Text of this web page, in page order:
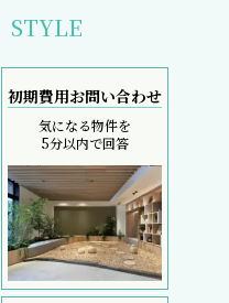
STYLE
初期費用お問い合わせ
気になる物件を
5分以内で回答